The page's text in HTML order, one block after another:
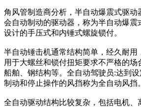
角风管制造商分析，半自动爆震式驱动
会自动制动的驱动器，称为半自动爆震
设计的手压式和内锤式螺旋锁付。
半自动锤击机通常结构简单，经久耐用
用于大螺丝和锁付扭矩要求不严格的场
船舶、钢结构等。全自动驾驶员:达到
制动和停止操作的风挡称为全自动风挡。
全自动驱动结构比较复杂，包括电机、